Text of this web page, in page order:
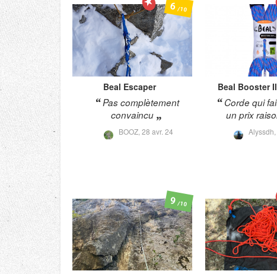
Beal Escaper
Pas complètement
convaincu
BOOZ, 28 avr. 24
6/10
Beal Booster
Corde qui
un prix
Alyssdh,
9/10